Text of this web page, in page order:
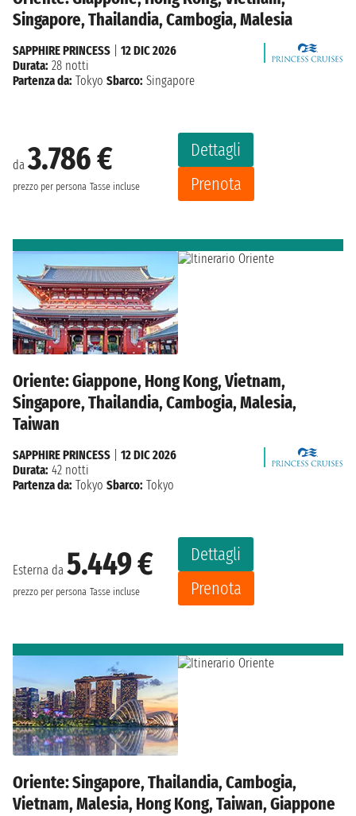
Singapore, Thailandia, Cambogia, Malesia
da3.786 €
prezzo per persona Tasse incluse
Dettagli
Prenota
SAPPHIRE PRINCESS
12 DIC 2026
Durata: 28 notti
Partenza da: Tokyo Sbarco: Singapore
Oriente: Giappone, Hong Kong, Vietnam,
Singapore, Thailandia, Cambogia, Malesia,
Taiwan
Esterna da 5.449 €
prezzo per persona Tasse incluse
Dettagli
Prenota
SAPPHIRE PRINCESS
12 DIC 2026
Durata: 42 notti
Partenza da: Tokyo Sbarco: Tokyo
Oriente: Singapore, Thailandia, Cambogia,
Vietnam, Malesia, Hong Kong, Taiwan, Giappone